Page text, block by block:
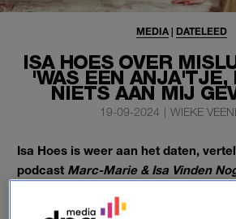
ISA HOES OVER
'WAS EEN ANJA'TJE,
NIETS AAN MIJ
MEDIA | DATELEED
19-09-2024 | WIEKE
Isa Hoes is weer aan het daten,
podcast Marc-Marie & Isa Vinden
date krijgt alleen waarschijnlijk niet